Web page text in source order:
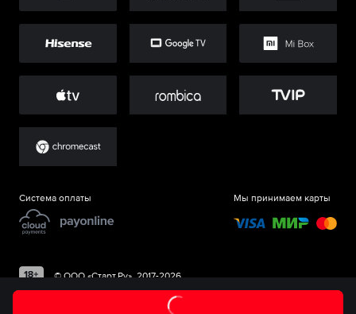
Система оплаты Мы принимаем карты
©ООО «Старт.Ру», 2017-2026